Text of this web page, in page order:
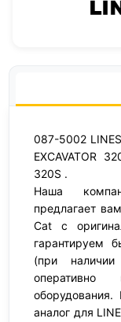
087-5002 LINES
EXCAVATOR
320S .
Наша
предлагает
Cat с
гарантируем
(при
оперативно
аналог для